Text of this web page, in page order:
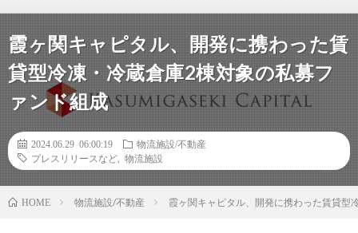
霞ヶ関キャピタル、開発に携わった賃
貸型冷凍・冷蔵倉庫2棟対象の私募フ
ァンド組成
2024.06.29 06:00:19
物流施設/不動産
プレスリリースなど
物流施設
HOME 物流施設/不動産 霞ヶ関キャピタル、開発に携わった賃貸型